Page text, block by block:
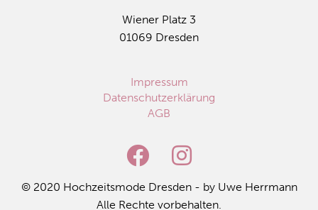
Wie­ner Platz 3
01069 Dres­den
Impressum
Datenschutzerklärung
AGB
© 2020 Hoch­zeits­mo­de Dres­den - by Uwe Herr­mann
Alle Rech­te vor­be­hal­ten.